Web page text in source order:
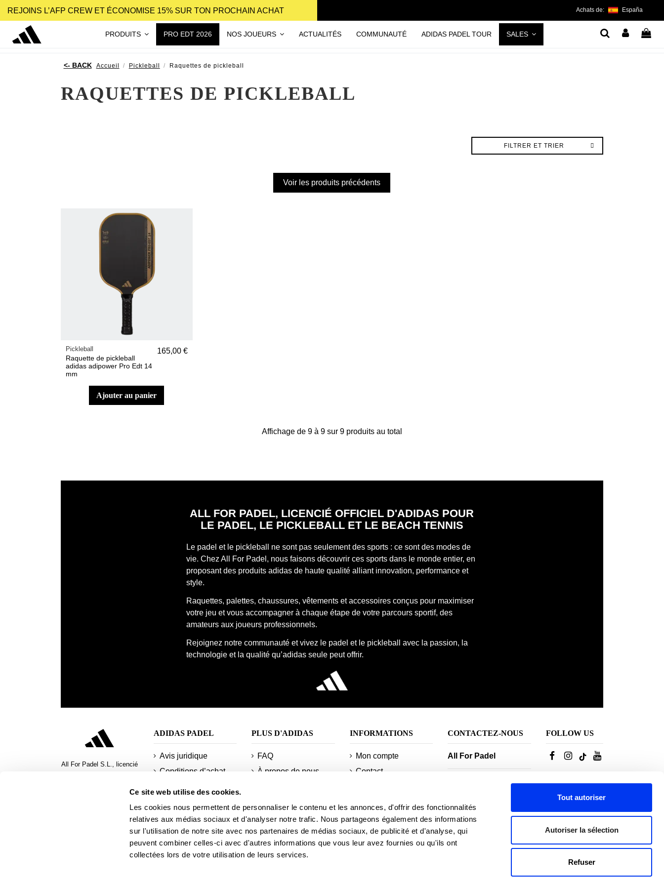
Ce site web utilise des cookies.
Les cookies nous permettent de personnaliser le contenu et les annonces, d'offrir des fonctionnalités
relatives aux médias sociaux et d'analyser notre trafic. Nous partageons également des informations
sur l'utilisation de notre site avec nos partenaires de médias sociaux, de publicité et d'analyse, qui
peuvent combiner celles-ci avec d'autres informations que vous leur avez fournies ou qu'ils ont
collectées lors de votre utilisation de leurs services.
Tout autoriser
Autoriser la sélection
Refuser
REJOINS L’AFP CREW ET ÉCONOMISE 15% SUR TON PROCHAIN ACHAT Achats de: España
PRODUITS PRO EDT 2026 NOS JOUEURS ACTUALITÉS COMMUNAUTÉ ADIDAS PADEL TOUR SALES
Accueil Pickleball Raquettes de pickleball
RAQUETTES DE PICKLEBALL
FILTRER ET TRIER
Voir les produits précédents
Pickleball
Raquette de pickleball
adidas adipower Pro Edt 14
mm
165,00 €
ajouter au panier
Affichage de 9 à 9 sur 9 produits au total
ALL FOR PADEL, LICENCIÉ OFFICIEL D'ADIDAS POUR
LE PADEL, LE PICKLEBALL ET LE BEACH TENNIS
Le padel et le pickleball ne sont pas seulement des sports : ce sont des modes de
vie. Chez All For Padel, nous faisons découvrir ces sports dans le monde entier, en
proposant des produits adidas de haute qualité alliant innovation, performance et
style.
Raquettes, palettes, chaussures, vêtements et accessoires conçus pour maximiser
votre jeu et vous accompagner à chaque étape de votre parcours sportif, des
amateurs aux joueurs professionnels.
Rejoignez notre communauté et vivez le padel et le pickleball avec la passion, la
technologie et la qualité qu’adidas seule peut offrir.
All For Padel S.L., licencié
ADIDAS PADEL
Avis juridique
Conditions d’achat
Cookies
Modes de paiement
sécurisés
payer en plusieurs
PLUS D'ADIDAS
FAQ
À propos de nous
commandes et
d'expéditions
Informations sur votre
commande
INFORMATIONS
Mon compte
Contact
sitemap
Réduction pour les
étudiants
CONTACTEZ-NOUS
All For Padel
disponible:
From Monday to
Thursday: 10h-18h
Vendredi: 10h-14h
FOLLOW US